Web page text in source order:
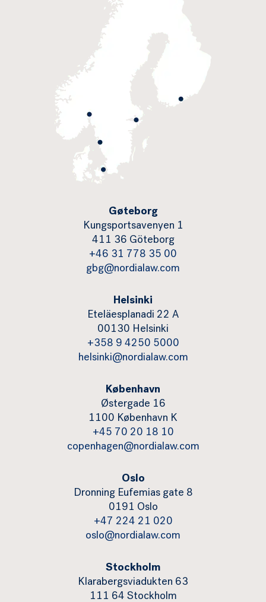
Gøteborg
Kungsportsavenyen 1
411 36 Göteborg
+46 31 778 35 00
gbg@nordialaw.com
Helsinki
Eteläesplanadi 22 A
00130 Helsinki
+358 9 4250 5000
helsinki@nordialaw.com
København
Østergade 16
1100 København K
+45 70 20 18 10
copenhagen@nordialaw.com
Oslo
Dronning Eufemias gate 8
0191 Oslo
+47 224 21 020
oslo@nordialaw.com
Stockholm
Klarabergsviadukten 63
111 64 Stockholm